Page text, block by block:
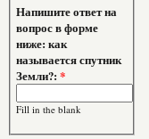
Напишите ответ на
вопрос в форме
ниже: как
называется спутник
Земли?:*
Fill in the blank